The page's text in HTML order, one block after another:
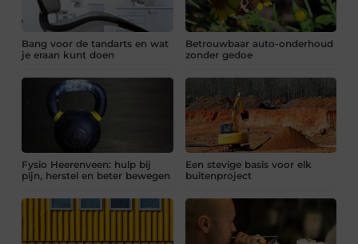
Bang voor de tandarts en wat
je eraan kunt doen
Betrouwbaar auto-onderhoud
zonder gedoe
Fysio Heerenveen: hulp bij
pijn, herstel en beter bewegen
Een stevige basis voor elk
buitenproject